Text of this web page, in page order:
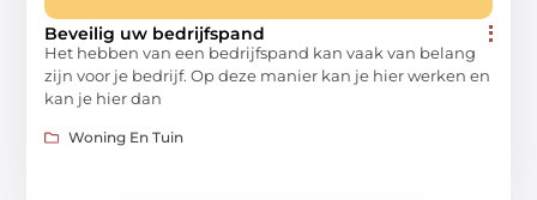
Beveilig uw bedrijfspand
Het hebben van een bedrijfspand kan vaak van belang
zijn voor je bedrijf. Op deze manier kan je hier werken en
kan je hier dan
Woning En Tuin